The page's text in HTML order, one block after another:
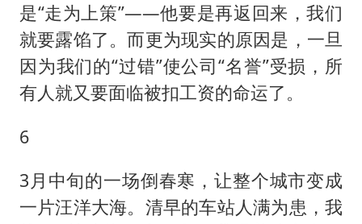
是“走为上策”——他要是再返回来，我们
就要露馅了。而更为现实的原因是，一旦
因为我们的“过错”使公司“名誉”受损，所
有人就又要面临被扣工资的命运了。
6
3月中旬的一场倒春寒，让整个城市变成
一片汪洋大海。清早的车站人满为患，我